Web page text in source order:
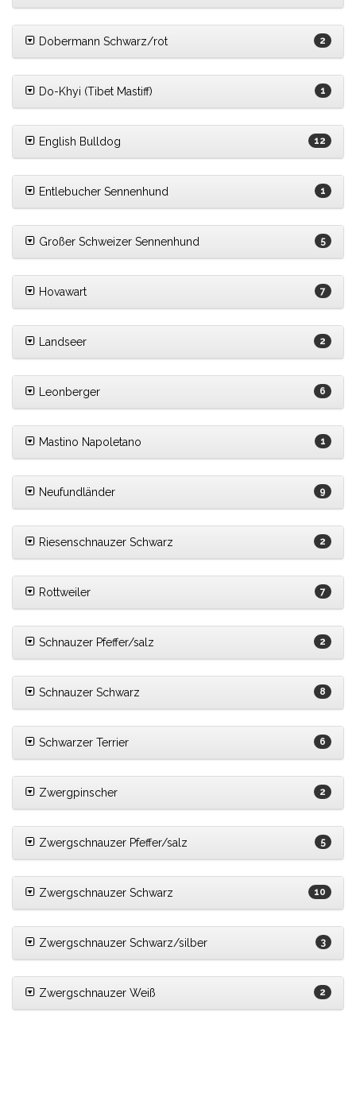
Dobermann Schwarz/rot 2
Do-Khyi (Tibet Mastiff) 1
English Bulldog 12
Entlebucher Sennenhund 1
Großer Schweizer Sennenhund 5
Hovawart 7
Landseer 2
Leonberger 6
Mastino Napoletano 1
Neufundländer 9
Riesenschnauzer Schwarz 2
Rottweiler 7
Schnauzer Pfeffer/salz 2
Schnauzer Schwarz 8
Schwarzer Terrier 6
Zwergpinscher 2
Zwergschnauzer Pfeffer/salz 5
Zwergschnauzer Schwarz 10
Zwergschnauzer Schwarz/silber 3
Zwergschnauzer Weiß 2